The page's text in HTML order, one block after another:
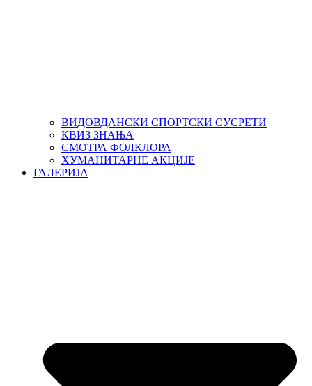
ВИДОВДАНСКИ СПОРТСКИ СУСРЕТИ
КВИЗ ЗНАЊА
СМОТРА ФОЛКЛОРА
ХУМАНИТАРНЕ АКЦИЈЕ
ГАЛЕРИЈА